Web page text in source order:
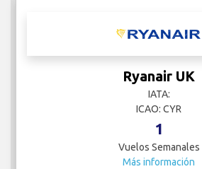
Ryanair UK
IATA:
ICAO: CYR
1
Vuelos Semanales
Más información